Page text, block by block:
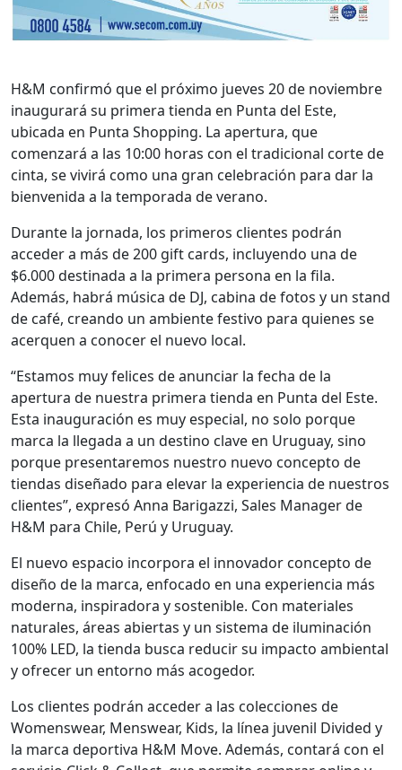
H&M confirmó que el próximo jueves 20 de noviembre
inaugurará su primera tienda en Punta del Este,
ubicada en Punta Shopping. La apertura, que
comenzará a las 10:00 horas con el tradicional corte de
cinta, se vivirá como una gran celebración para dar la
bienvenida a la temporada de verano.
Durante la jornada, los primeros clientes podrán
acceder a más de 200 gift cards, incluyendo una de
$6.000 destinada a la primera persona en la fila.
Además, habrá música de DJ, cabina de fotos y un stand
de café, creando un ambiente festivo para quienes se
acerquen a conocer el nuevo local.
“Estamos muy felices de anunciar la fecha de la
apertura de nuestra primera tienda en Punta del Este.
Esta inauguración es muy especial, no solo porque
marca la llegada a un destino clave en Uruguay, sino
porque presentaremos nuestro nuevo concepto de
tiendas diseñado para elevar la experiencia de nuestros
clientes”, expresó Anna Barigazzi, Sales Manager de
H&M para Chile, Perú y Uruguay.
El nuevo espacio incorpora el innovador concepto de
diseño de la marca, enfocado en una experiencia más
moderna, inspiradora y sostenible. Con materiales
naturales, áreas abiertas y un sistema de iluminación
100% LED, la tienda busca reducir su impacto ambiental
y ofrecer un entorno más acogedor.
Los clientes podrán acceder a las colecciones de
Womenswear, Menswear, Kids, la línea juvenil Divided y
la marca deportiva H&M Move. Además, contará con el